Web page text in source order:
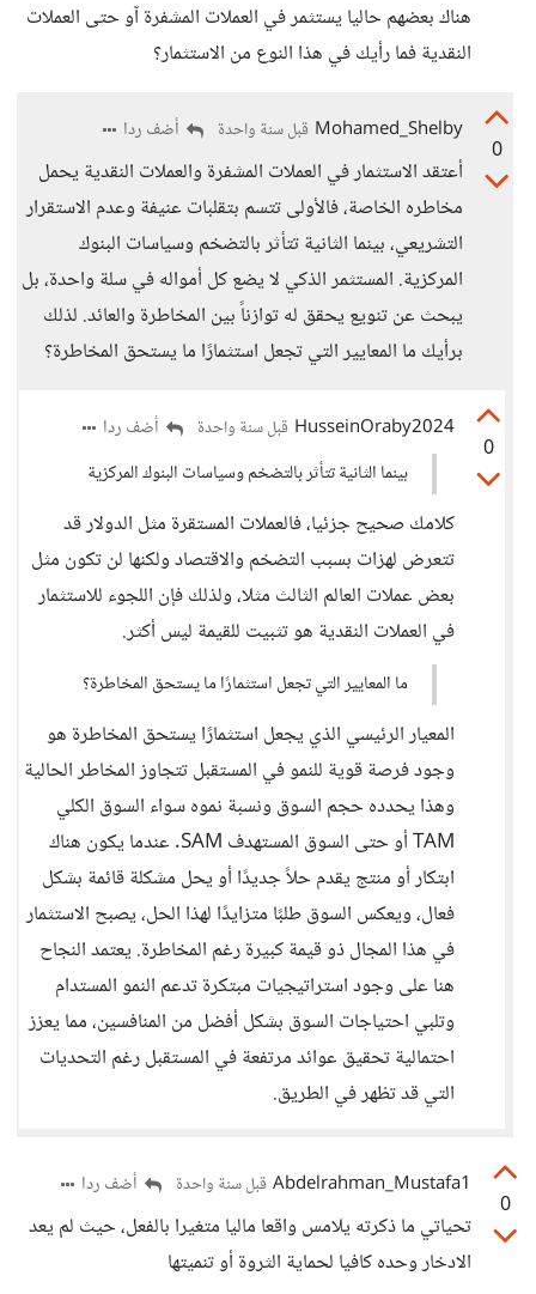
هناك بعضهم حاليا يستثمر في العملات المشفرة آو حتى العملات
النقدية فما رأيك في هذا النوع من الاستثمار؟
0
Mohamed_Shelby قبل سنة واحدة أضف ردا
أعتقد الاستثمار في العملات المشفرة والعملات النقدية يحمل
مخاطره الخاصة، فالأولى تتسم بتقلبات عنيفة وعدم الاستقرار
التشريعي، بينما الثانية تتأثر بالتضخم وسياسات البنوك
المركزية. المستثمر الذكي لا يضع كل أمواله في سلة واحدة، بل
يبحث عن تنويع يحقق له توازناً بين المخاطرة والعائد. لذلك
برأيك ما المعايير التي تجعل استثمارًا ما يستحق المخاطرة؟
0
HusseinOraby2024 قبل سنة واحدة
أضف ردا
بينما الثانية تتأثر بالتضخم وسياسات البنوك المركزية
كلامك صحيح جزئيا، فالعملات المستقرة مثل الدولار قد
تتعرض لهزات بسبب التضخم والاقتصاد ولكنها لن تكون مثل
بعض عملات العالم الثالث مثلا، ولذلك فإن اللجوء للاستثمار
في العملات النقدية هو تثبيت للقيمة ليس أكثر.
ما المعايير التي تجعل استثمارًا ما يستحق المخاطرة؟
المعيار الرئيسي الذي يجعل استثمارًا يستحق المخاطرة هو
وجود فرصة قوية للنمو في المستقبل تتجاوز المخاطر الحالية
وهذا يحدده حجم السوق ونسبة نموه سواء السوق الكلي
TAM أو حتى السوق المستهدف SAM. عندما يكون هناك
ابتكار أو منتج يقدم حلاً جديدًا أو يحل مشكلة قائمة بشكل
فعال، ويعكس السوق طلبًا متزايدًا لهذا الحل، يصبح الاستثمار
في هذا المجال ذو قيمة كبيرة رغم المخاطرة. يعتمد النجاح
هنا على وجود استراتيجيات مبتكرة تدعم النمو المستدام
وتلبي احتياجات السوق بشكل أفضل من المنافسين، مما يعزز
احتمالية تحقيق عوائد مرتفعة في المستقبل رغم التحديات
التي قد تظهر في الطريق.
0
Abdelrahman_Mustafa1 قبل سنة واحدة أضف ردا
تحياتي ما ذكرته يلامس واقعا ماليا متغيرا بالفعل، حيث لم يعد
الادخار وحده كافيا لحماية الثروة أو تنميتها